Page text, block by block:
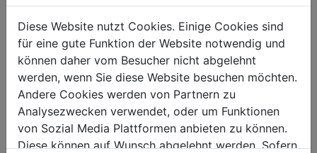
Das könnte Sie auch
interessieren
Aufschnittmesser
Diese Website nutzt Cookies. Einige Cookies sind
für eine gute Funktion der Website notwendig und
können daher vom Besucher nicht abgelehnt
werden, wenn Sie diese Website besuchen möchten.
Andere Cookies werden von Partnern zu
Analysezwecken verwendet, oder um Funktionen
von Sozial Media Plattformen anbieten zu können.
Diese können auf Wunsch abgelehnt werden. Sofern